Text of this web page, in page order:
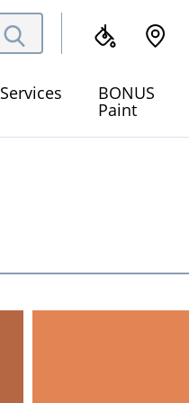
Rechercher
dans le site
Services BONUS
Paint